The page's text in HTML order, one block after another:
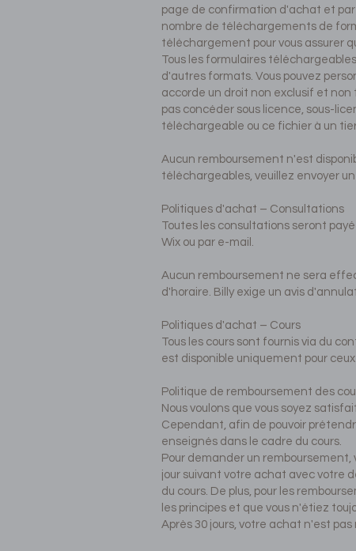
page de confirmation d'achat et par
nombre de téléchargements de
téléchargement pour vous assurer
Tous les formulaires
d'autres formats. Vous pouvez
accorde un droit non exclusif et
pas concéder sous licence, sous-
téléchargeable ou ce fichier à un
Aucun remboursement n'est
téléchargeables, veuillez envoyer
Politiques d'achat – Consultations
Toutes les consultations seront
Wix ou par e-mail.
Aucun remboursement ne sera
d'horaire. Billy exige un avis
Politiques d'achat – Cours
Tous les cours sont fournis via du
est disponible uniquement pour
Politique de remboursement des
Nous voulons que vous soyez
Cependant, afin de pouvoir
enseignés dans le cadre du cours.
Pour demander un remboursement,
jour suivant votre achat avec votre
du cours. De plus, pour les
les principes et que vous n'étiez
Après 30 jours, votre achat n'est